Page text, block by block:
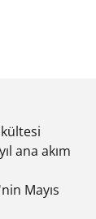
ana akım
Mayıs